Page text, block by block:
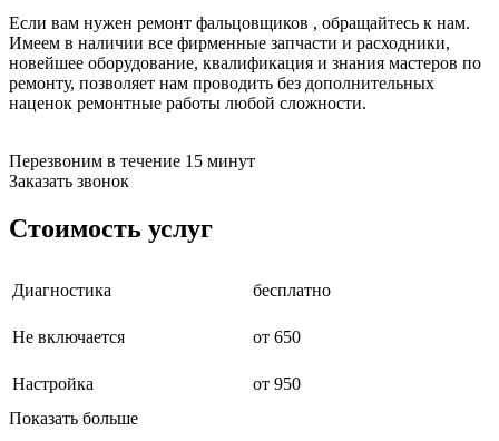
беспроводных систем презентаций
бетоноломов
бетономешалок
безменов
биговщиков
блинниц
блоков автоматики насосов
блоков коммутации
блоков управления
бормашин
буклетмейкеров
Если вам нужен ремонт фальцовщиков , обращайтесь к нам.
Имеем в наличии все фирменные запчасти и расходники,
новейшее оборудование, квалификация и знания мастеров по
ремонту, позволяет нам проводить без дополнительных
наценок ремонтные работы любой сложности.
Перезвоним в течение 15 минут
Заказать звонок
Стоимость услуг
Диагностика бесплатно
Не включается от 650
Настройка
от 950
Показать больше